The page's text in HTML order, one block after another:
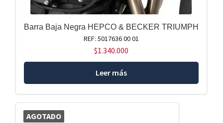
Barra Baja Negra HEPCO & BECKER TRIUMPH
REF: 5017636 00 01
$1.340.000
Leer más
AGOTADO